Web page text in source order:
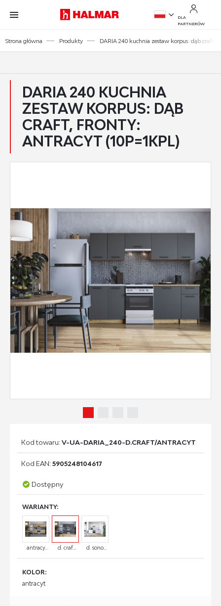
Przejdź do treści.
Przejdź do menu.
Przejdź do wyszukiwarki.
EN
DLA
PARTNERÓW
Strona główna Produkty DARIA 240 kuchnia zestaw korpus: dąb craft,
DARIA 240 KUCHNIA
ZESTAW KORPUS: DĄB
CRAFT, FRONTY:
ANTRACYT (10P=1KPL)
Kod towaru:V-UA-DARIA_240-D.CRAFT/ANTRACYT
Kod EAN:5905248104617
Dostępny
WARIANTY:
antracy... d. craf... d. sono...
KOLOR:
antracyt